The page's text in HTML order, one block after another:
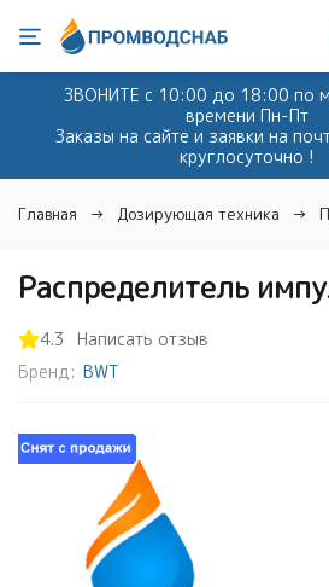
ЗВОНИТЕ с 10:00 до 18:00 по
времени Пн-Пт
Заказы на сайте и заявки на
круглосуточно !
Главная Дозирующая техника
Распределитель
4.3
Написать отзыв
Бренд: BWT